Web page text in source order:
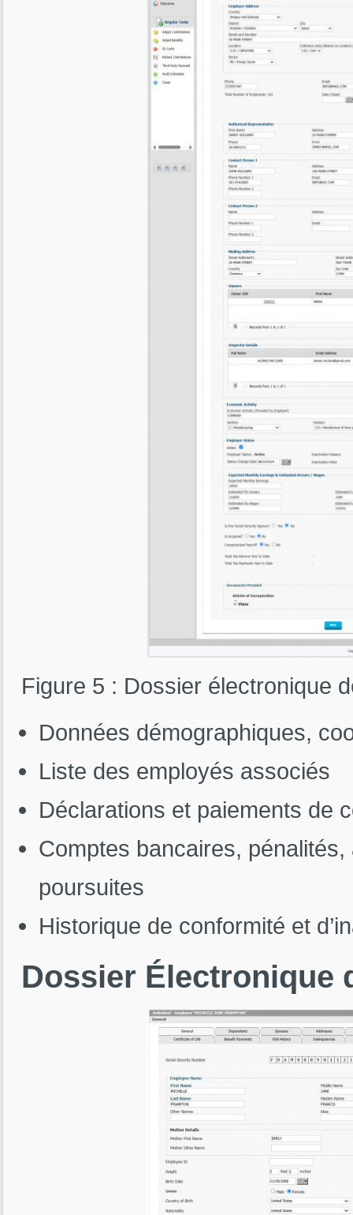
Figure 5 : Dossier électronique
Données démographiques,
Liste des employés associés
Déclarations et paiements de
Comptes bancaires,
poursuites
Historique de conformité et
Dossier Électronique